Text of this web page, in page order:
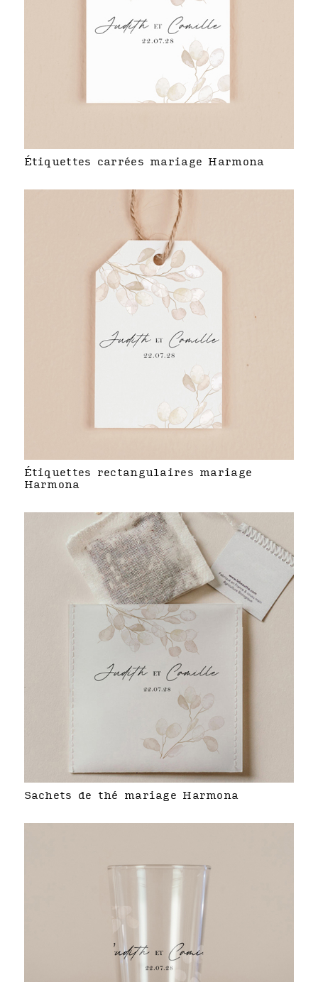
Étiquettes carrées mariage Harmona
Étiquettes rectangulaires mariage
Harmona
Sachets de thé mariage Harmona